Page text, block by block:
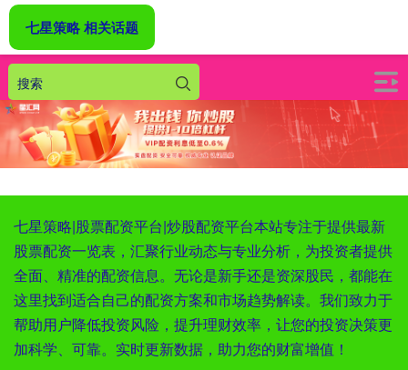
七星策略|股票配资平台|炒股配资平台本站专注于提供最新
股票配资一览表，汇聚行业动态与专业分析，为投资者提供
全面、精准的配资信息。无论是新手还是资深股民，都能在
这里找到适合自己的配资方案和市场趋势解读。我们致力于
帮助用户降低投资风险，提升理财效率，让您的投资决策更
加科学、可靠。实时更新数据，助力您的财富增值！
七星策略 相关话题